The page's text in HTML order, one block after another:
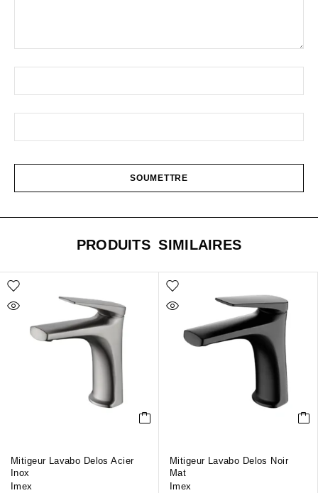
PRODUITS SIMILAIRES
Mitigeur Lavabo Delos Acier
Inox
Imex
Mitigeur Lavabo Delos Noir
Mat
Imex